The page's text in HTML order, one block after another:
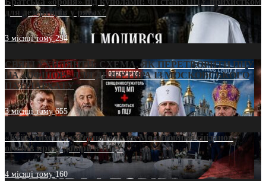
для дезертирів у рясах?
3 місяці тому294
СВЯТІ УХИЛЯНТИ: СХЕМА, ЯК ПЕРЕТВОРИТИ ПЦУ
НА «ОФШОР» ДЛЯ ДЕЗЕРТИРА ІЗ МОСКОВСЬКОГО
ПАТРІАРХАТУ
3 місяці тому655
«Кейс Тихона» у Тернополі: як Молитовний сніданок
оголив кризу довіри в ПЦУ
4 місяці тому160